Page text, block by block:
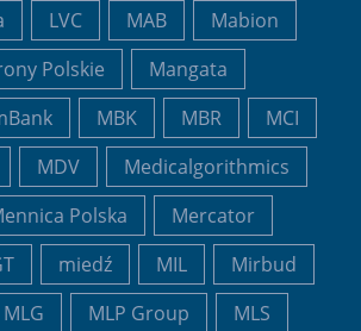
LVC MAB
Mabion
Polskie
Mangata
MBK MBR
MCI
MDV
Medicalgorithmics
Polska
Mercator
miedź MIL
Mirbud
MLG MLP Group
MLS